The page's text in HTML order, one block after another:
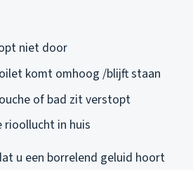
niet door
komt omhoog /blijft staan
of bad zit verstopt
rioollucht in huis
u een borrelend geluid hoort